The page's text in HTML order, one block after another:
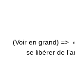
(Voir en grand) =>
se libérer de